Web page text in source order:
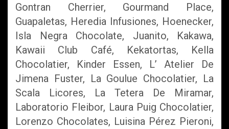
Gontran Cherrier, Gourmand Place,
Guapaletas, Heredia Infusiones, Hoenecker,
Isla Negra Chocolate, Juanito, Kakawa,
Kawaii Club Café, Kekatortas, Kella
Chocolatier, Kinder Essen, L’ Atelier De
Jimena Fuster, La Goulue Chocolatier, La
Scala Licores, La Tetera De Miramar,
Laboratorio Fleibor, Laura Puig Chocolatier,
Lorenzo Chocolates, Luisina Pérez Pieroni,